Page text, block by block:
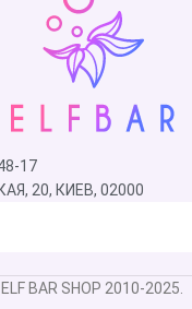
17
20, КИЕВ, 02000
BAR SHOP 2010-2025.